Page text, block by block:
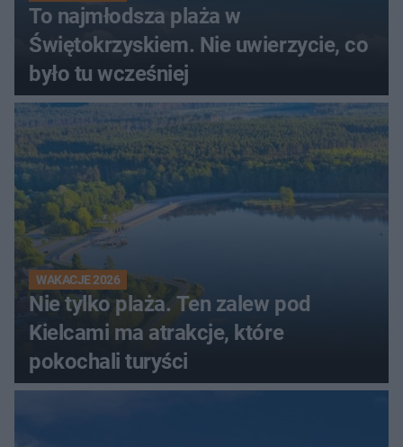
To najmłodsza plaża w
Świętokrzyskiem. Nie uwierzycie, co
było tu wcześniej
WAKACJE 2026
Nie tylko plaża. Ten zalew pod
Kielcami ma atrakcje, które
pokochali turyści